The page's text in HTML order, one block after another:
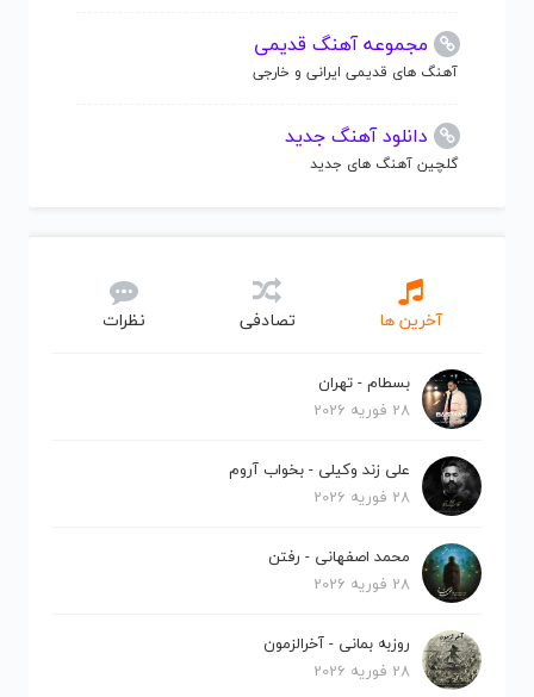
مجموعه آهنگ قدیمی
آهنگ های قدیمی ایرانی و خارجی
دانلود آهنگ جدید
گلچین آهنگ های جدید
آخرین ها تصادفی نظرات
بسطام - تهران
28 فوریه 2026
علی زند وکیلی - بخواب آروم
28 فوریه 2026
محمد اصفهانی - رفتن
28 فوریه 2026
روزبه بمانی - آخرالزمون
28 فوریه 2026